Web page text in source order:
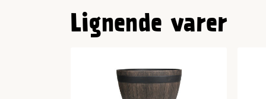
Lignende varer